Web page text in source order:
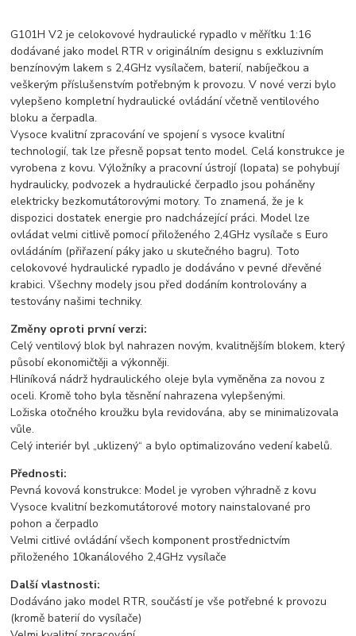
G101H V2 je celokovové hydraulické rypadlo v měřítku 1:16
dodávané jako model RTR v originálním designu s exkluzivním
benzínovým lakem s 2,4GHz vysílačem, baterií, nabíječkou a
veškerým příslušenstvím potřebným k provozu. V nové verzi bylo
vylepšeno kompletní hydraulické ovládání včetně ventilového
bloku a čerpadla.
Vysoce kvalitní zpracování ve spojení s vysoce kvalitní
technologií, tak lze přesně popsat tento model. Celá konstrukce je
vyrobena z kovu. Výložníky a pracovní ústrojí (lopata) se pohybují
hydraulicky, podvozek a hydraulické čerpadlo jsou poháněny
elektricky bezkomutátorovými motory. To znamená, že je k
dispozici dostatek energie pro nadcházející práci. Model lze
ovládat velmi citlivě pomocí přiloženého 2,4GHz vysílače s Euro
ovládáním (přiřazení páky jako u skutečného bagru). Toto
celokovové hydraulické rypadlo je dodáváno v pevné dřevěné
krabici. Všechny modely jsou před dodáním kontrolovány a
testovány našimi techniky.
Změny oproti první verzi:
Celý ventilový blok byl nahrazen novým, kvalitnějším blokem, který
působí ekonomičtěji a výkonněji.
Hliníková nádrž hydraulického oleje byla vyměněna za novou z
oceli. Kromě toho byla těsnění nahrazena vylepšenými.
Ložiska otočného kroužku byla revidována, aby se minimalizovala
vůle.
Celý interiér byl „uklizený“ a bylo optimalizováno vedení kabelů.
Přednosti:
Pevná kovová konstrukce: Model je vyroben výhradně z kovu
Vysoce kvalitní bezkomutátorové motory nainstalované pro
pohon a čerpadlo
Velmi citlivé ovládání všech komponent prostřednictvím
přiloženého 10kanálového 2,4GHz vysílače
Další vlastnosti:
Dodáváno jako model RTR, součástí je vše potřebné k provozu
(kromě baterií do vysílače)